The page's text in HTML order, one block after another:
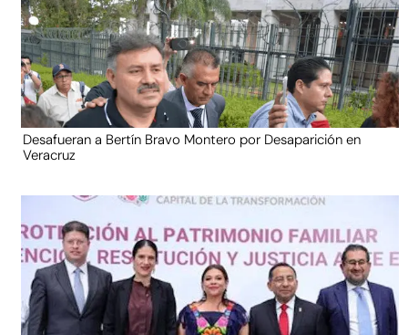
Desafueran a Bertín Bravo Montero por Desaparición en
Veracruz